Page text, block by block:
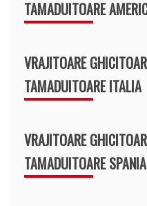
TAMADUITOARE
VRAJITOARE
TAMADUITOARE ITALIA
VRAJITOARE
TAMADUITOARE SPANIA